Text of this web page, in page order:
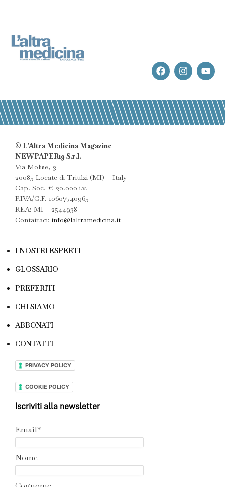
© L’Altra Medicina Magazine
NEWPAPER19 S.r.l.
Via Molise, 3
20085 Locate di Triulzi (MI) – Italy
Cap. Soc. € 20.000 i.v.
P.IVA/C.F. 10607740965
REA: MI – 2544938
Contattaci: info@laltramedicina.it
I NOSTRI ESPERTI
GLOSSARIO
PREFERITI
CHI SIAMO
ABBONATI
CONTATTI
PRIVACY POLICY
COOKIE POLICY
Iscriviti alla newsletter
Email*
Nome